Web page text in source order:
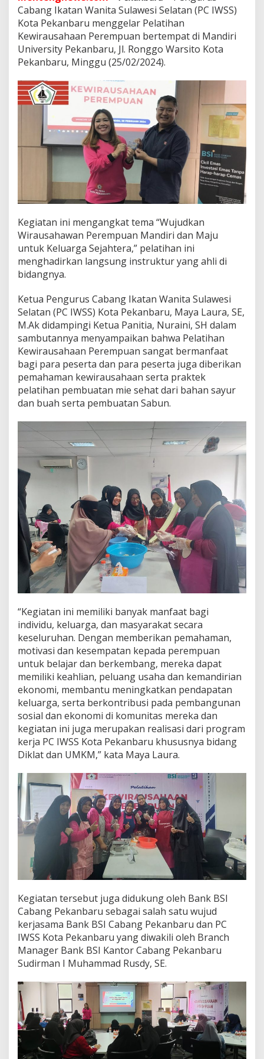
h
a
n
e
w
r
a
u
s
a
h
a
a
n
e
r
m
p
u
a
n
Cabang Ikatan Wanita Sulawesi Selatan (PC IWSS)
Kota Pekanbaru menggelar Pelatihan
Kewirausahaan Perempuan bertempat di Mandiri
University Pekanbaru, Jl. Ronggo Warsito Kota
Pekanbaru, Minggu (25/02/2024).
Kegiatan ini mengangkat tema “Wujudkan
Wirausahawan Perempuan Mandiri dan Maju
untuk Keluarga Sejahtera,” pelatihan ini
menghadirkan langsung instruktur yang ahli di
bidangnya.
Ketua Pengurus Cabang Ikatan Wanita Sulawesi
Selatan (PC IWSS) Kota Pekanbaru, Maya Laura, SE,
M.Ak didampingi Ketua Panitia, Nuraini, SH dalam
sambutannya menyampaikan bahwa Pelatihan
Kewirausahaan Perempuan sangat bermanfaat
bagi para peserta dan para peserta juga diberikan
pemahaman kewirausahaan serta praktek
pelatihan pembuatan mie sehat dari bahan sayur
dan buah serta pembuatan Sabun.
“Kegiatan ini memiliki banyak manfaat bagi
individu, keluarga, dan masyarakat secara
keseluruhan. Dengan memberikan pemahaman,
motivasi dan kesempatan kepada perempuan
untuk belajar dan berkembang, mereka dapat
memiliki keahlian, peluang usaha dan kemandirian
ekonomi, membantu meningkatkan pendapatan
keluarga, serta berkontribusi pada pembangunan
sosial dan ekonomi di komunitas mereka dan
kegiatan ini juga merupakan realisasi dari program
kerja PC IWSS Kota Pekanbaru khususnya bidang
Diklat dan UMKM,” kata Maya Laura.
Kegiatan tersebut juga didukung oleh Bank BSI
Cabang Pekanbaru sebagai salah satu wujud
kerjasama Bank BSI Cabang Pekanbaru dan PC
IWSS Kota Pekanbaru yang diwakili oleh Branch
Manager Bank BSI Kantor Cabang Pekanbaru
Sudirman I Muhammad Rusdy, SE.